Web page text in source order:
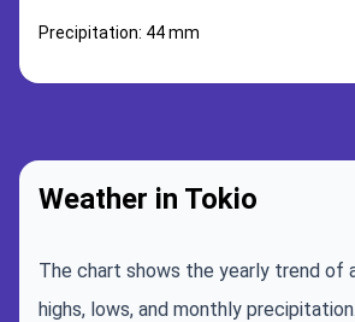
Precipitation: 44 mm
Weather in Tokio
The chart shows the yearly trend of
highs, lows, and monthly precipitation.